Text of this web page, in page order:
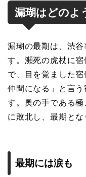
漏瑚はどのよ
漏瑚の最期は、渋
す。瀕死の虎杖に
で、目を覚ました
仲間になる」と言
す。奥の手である
に敗北し、最期とな
最期には涙も